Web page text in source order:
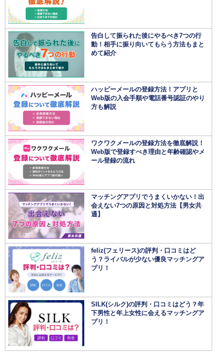
告白して振られた後にやるべき7つの行
動！相手に振り向いてもらう方法もまと
めて紹介
ハッピーメールの登録方法！アプリと
Web版の入会手順や電話番号認証のやり
方も解説
ワクワクメールの登録方法を徹底解説！
Web版で登録すべき理由と年齢確認やメ
ール登録の流れ
マッチングアプリでうまくいかない！出
会えない7つの原因と対処方法【男女共
通】
feliz(フェリース)の評判・口コミはど
う？ライバルが少ない優良マッチングア
プリ！
SILK(シルク)の評判・口コミはどう？年
下男性と年上女性に会えるマッチングア
プリ！